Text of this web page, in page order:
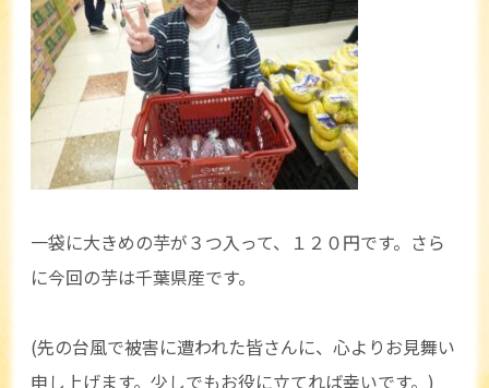
一袋に大きめの芋が３つ入って、１２０円です。さら
に今回の芋は千葉県産です。
(先の台風で被害に遭われた皆さんに、心よりお見舞い
申し上げます。少しでもお役に立てれば幸いです。)